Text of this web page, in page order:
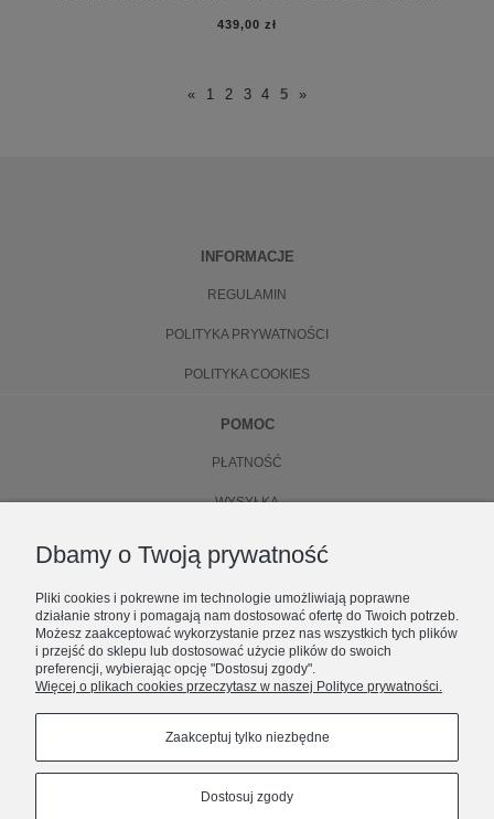
439,00 zł
« 1 2 3 4 5 »
INFORMACJE
REGULAMIN
POLITYKA PRYWATNOŚCI
POLITYKA COOKIES
POMOC
PŁATNOŚĆ
WYSYŁKA
O NAS
KONTAKT
O FIRMIE
GDZIE KUPOWAĆ ORYGINALNE PRODUKTY?
Dbamy o Twoją prywatność
Pliki cookies i pokrewne im technologie umożliwiają poprawne
działanie strony i pomagają nam dostosować ofertę do Twoich potrzeb.
Możesz zaakceptować wykorzystanie przez nas wszystkich tych plików
i przejść do sklepu lub dostosować użycie plików do swoich
preferencji, wybierając opcję "Dostosuj zgody".
Więcej o plikach cookies przeczytasz w naszej Polityce prywatności.
Zaakceptuj tylko niezbędne
Dostosuj zgody
Premiery, limitowane dropy i zniżki.
Prosto do Twojej skrzynki.